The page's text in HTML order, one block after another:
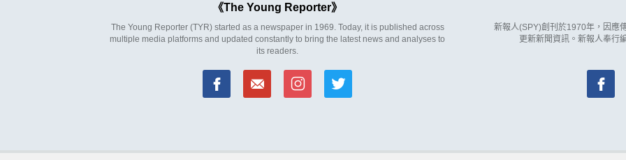
The Young Reporter
The Young Reporter (TYR) started as a newspaper in 1969. Today, it is published across
multiple media platforms and updated constantly to bring the latest news and analyses to
its readers.
新報人(SPY)創刊於1970年，因應
更新新聞資訊。新報人奉行